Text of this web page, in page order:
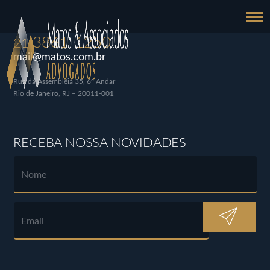
213861-1250
mail@matos.com.br
Rua da Assembléia 35, 6º Andar
Rio de Janeiro, RJ – 20011-001
RECEBA NOSSA NOVIDADES